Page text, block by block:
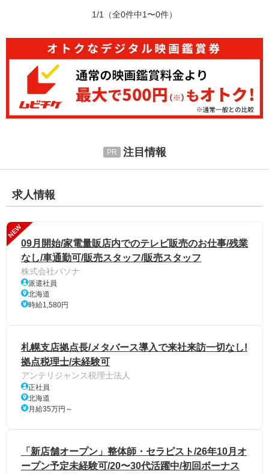
1/1 （全0件中1〜0件）
注目情報
求人情報
NEW
09月開始/家電量販店内でのテレビ販売のお仕事/残業
なし/車通勤可/販売スタッフ/販売スタッフ
株式会社パソナ
派遣社員
北海道
時給1,580円
札幌支店拠点長/メタバース導入で来社来訪一切なし!
拠点税理士/未経験可
アンテリジャンス税理士法人
正社員
北海道
月給35万円～
「新店舗オープン」整体師・セラピスト/26年10月オ
ープン予定未経験可/20〜30代活躍中/初回ボーナス